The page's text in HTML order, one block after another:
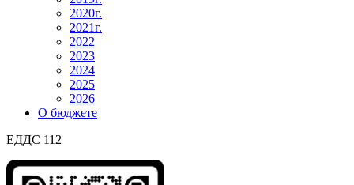
2020г.
2021г.
2022
2023
2024
2025
2026
О бюджете
ЕДДС 112